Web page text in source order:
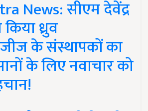
News: सीएम देवेंद्र
ध्रुव
के संस्थापकों का
के लिए नवाचार को